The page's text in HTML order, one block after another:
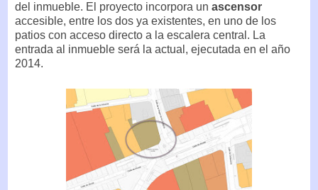
del inmueble. El proyecto incorpora un ascensor
accesible, entre los dos ya existentes, en uno de los
patios con acceso directo a la escalera central. La
entrada al inmueble será la actual, ejecutada en el año
2014.